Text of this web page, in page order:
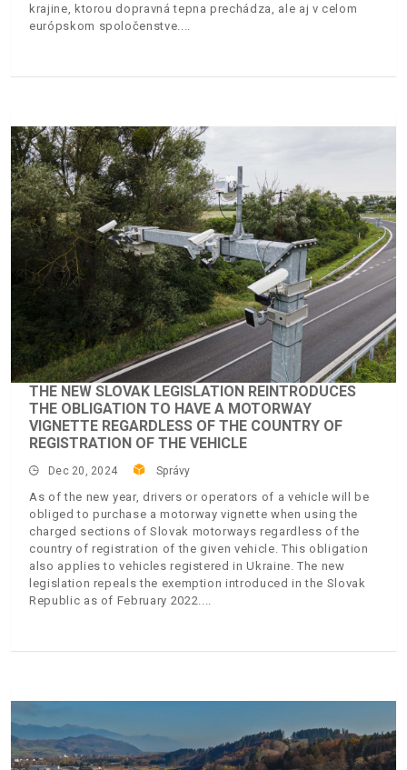
krajine, ktorou dopravná tepna prechádza, ale aj v celom
európskom spoločenstve.
THE NEW SLOVAK LEGISLATION REINTRODUCES
THE OBLIGATION TO HAVE A MOTORWAY
VIGNETTE REGARDLESS OF THE COUNTRY OF
REGISTRATION OF THE VEHICLE
Dec 20, 2024 Správy
As of the new year, drivers or operators of a vehicle will be
obliged to purchase a motorway vignette when using the
charged sections of Slovak motorways regardless of the
country of registration of the given vehicle. This obligation
also applies to vehicles registered in Ukraine. The new
legislation repeals the exemption introduced in the Slovak
Republic as of February 2022.